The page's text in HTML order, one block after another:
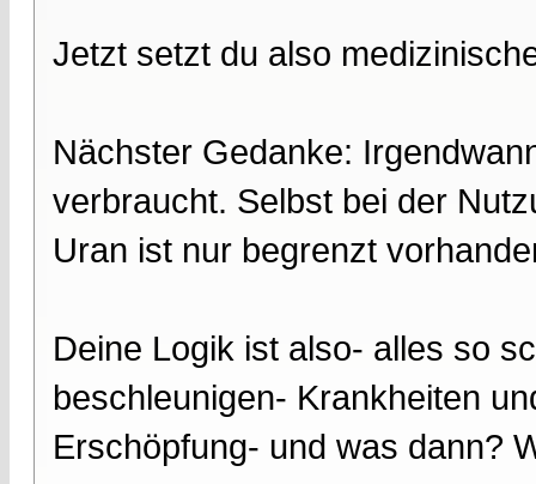
Jetzt setzt du also
Nächster Gedanke:
verbraucht. Selbst bei der
Uran ist nur begrenzt
Deine Logik ist also- alles so
beschleunigen- Krankheiten
Erschöpfung- und was dann?